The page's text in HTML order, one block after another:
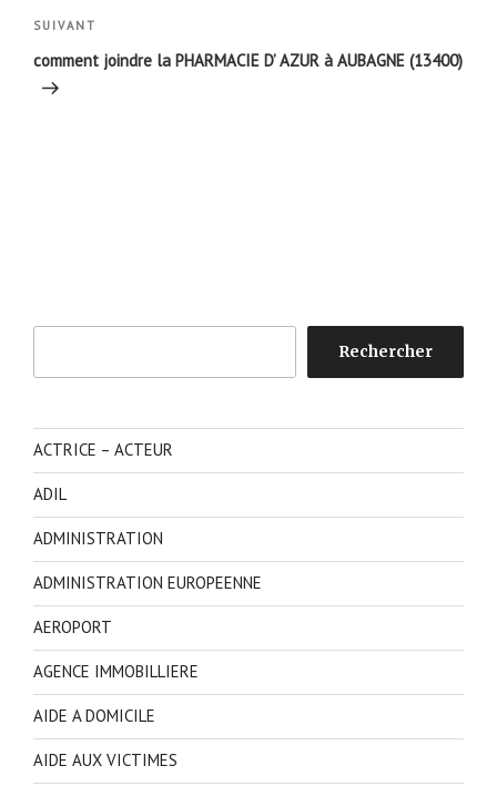
Article
suivant
SUIVANT
comment joindre la PHARMACIE D’ AZUR à AUBAGNE (13400)
Rechercher
ACTRICE – ACTEUR
ADIL
ADMINISTRATION
ADMINISTRATION EUROPEENNE
AEROPORT
AGENCE IMMOBILLIERE
AIDE A DOMICILE
AIDE AUX VICTIMES